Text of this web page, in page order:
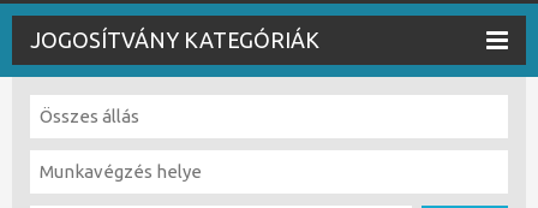
JOGOSÍTVÁNY KATEGÓRIÁK